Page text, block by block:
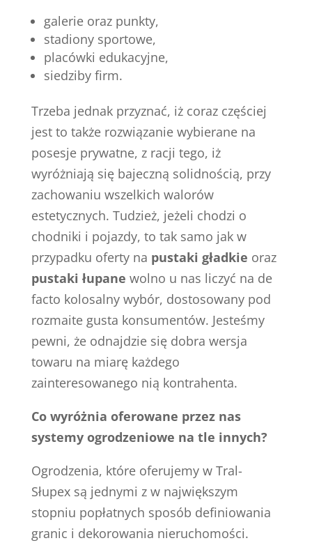
galerie oraz punkty,
stadiony sportowe,
placówki edukacyjne,
siedziby firm.
Trzeba jednak przyznać, iż coraz częściej
jest to także rozwiązanie wybierane na
posesje prywatne, z racji tego, iż
wyróżniają się bajeczną solidnością, przy
zachowaniu wszelkich walorów
estetycznych. Tudzież, jeżeli chodzi o
chodniki i pojazdy, to tak samo jak w
przypadku oferty na pustaki gładkie oraz
pustaki łupane wolno u nas liczyć na de
facto kolosalny wybór, dostosowany pod
rozmaite gusta konsumentów. Jesteśmy
pewni, że odnajdzie się dobra wersja
towaru na miarę każdego
zainteresowanego nią kontrahenta.
Co wyróżnia oferowane przez nas
systemy ogrodzeniowe na tle innych?
Ogrodzenia, które oferujemy w Tral-
Słupex są jednymi z w największym
stopniu popłatnych sposób definiowania
granic i dekorowania nieruchomości.